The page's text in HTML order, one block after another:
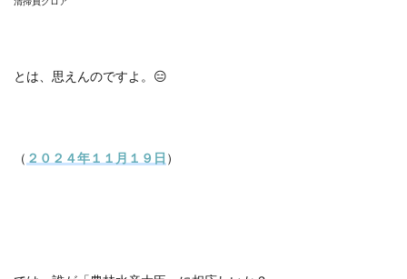
とは、思えんのですよ。😑
（ ２０２４年１１月１９日 ）